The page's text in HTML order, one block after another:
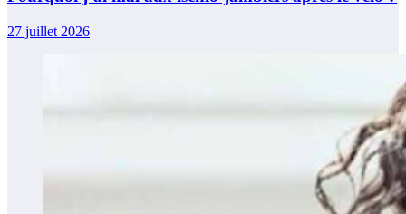
27 juillet 2026